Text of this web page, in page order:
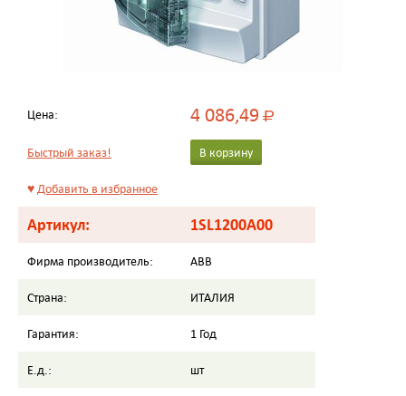
Цена: 4 086,49Р
Быстрый заказ! В корзину
♥Добавить в избранное
Артикул: 1SL1200A00
Фирма производитель: ABB
Страна: ИТАЛИЯ
Гарантия: 1 Год
Е.д.: шт